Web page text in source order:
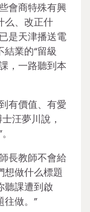
會商特殊有興
么、改正什
是天津播送電
業的“留級
，一路聽到本
有價值、有愛
汪夢川說，
長教師不會給
想做什么標題
聽課遭到啟
往做。”